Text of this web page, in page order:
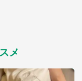
メ